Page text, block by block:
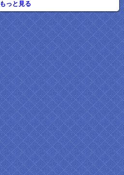
もっと見る